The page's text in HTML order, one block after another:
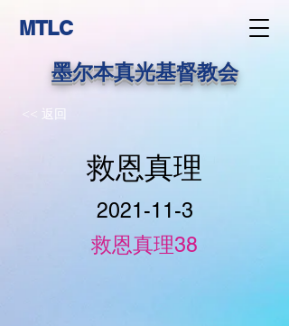
MTLC
墨尔本真光基督教会
<< 返回
救恩真理
2021-11-3
救恩真理38